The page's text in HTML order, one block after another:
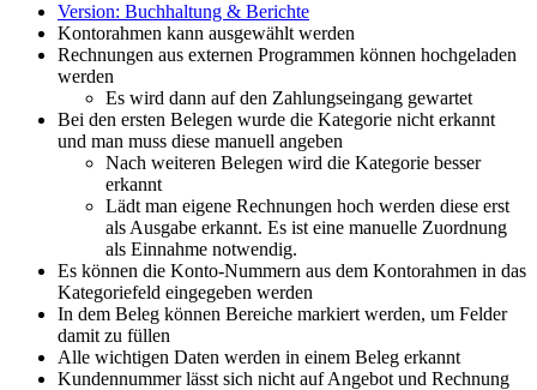
Version: Buchhaltung & Berichte
Kontorahmen kann ausgewählt werden
Rechnungen aus externen Programmen können hochgeladen
werden
Es wird dann auf den Zahlungseingang gewartet
Bei den ersten Belegen wurde die Kategorie nicht erkannt
und man muss diese manuell angeben
Nach weiteren Belegen wird die Kategorie besser
erkannt
Lädt man eigene Rechnungen hoch werden diese erst
als Ausgabe erkannt. Es ist eine manuelle Zuordnung
als Einnahme notwendig.
Es können die Konto-Nummern aus dem Kontorahmen in das
Kategoriefeld eingegeben werden
In dem Beleg können Bereiche markiert werden, um Felder
damit zu füllen
Alle wichtigen Daten werden in einem Beleg erkannt
Kundennummer lässt sich nicht auf Angebot und Rechnung